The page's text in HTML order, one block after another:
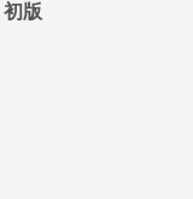
初版